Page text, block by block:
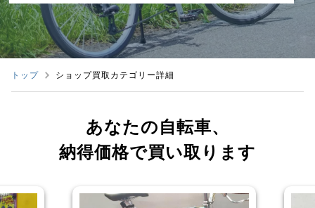
トップ ショップ買取カテゴリー詳細
あなたの自転車、
納得価格で買い取ります